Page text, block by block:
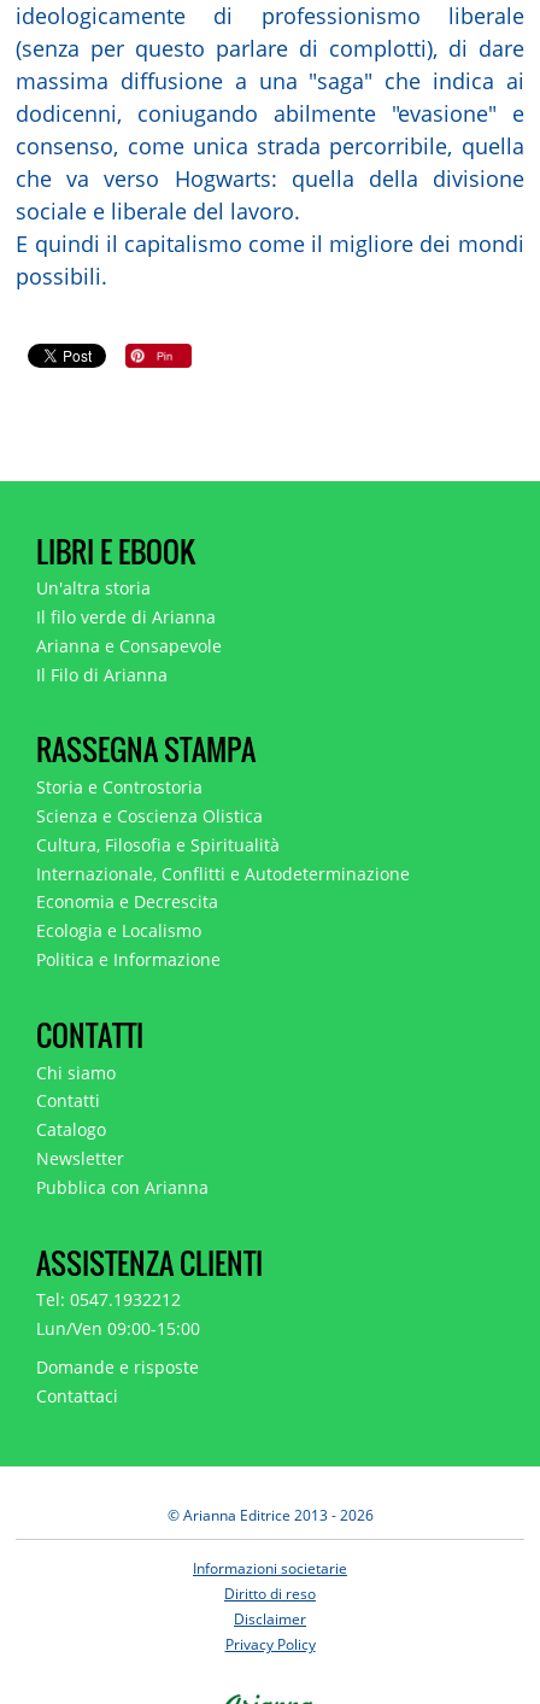
ideologicamente di professionismo liberale
(senza per questo parlare di complotti), di dare
massima diffusione a una "saga" che indica ai
dodicenni, coniugando abilmente "evasione" e
consenso, come unica strada percorribile, quella
che va verso Hogwarts: quella della divisione
sociale e liberale del lavoro.
E quindi il capitalismo come il migliore dei mondi
possibili.
LIBRI E EBOOK
Un'altra storia
Il filo verde di Arianna
Arianna e Consapevole
Il Filo di Arianna
RASSEGNA STAMPA
Storia e Controstoria
Scienza e Coscienza Olistica
Cultura, Filosofia e Spiritualità
Internazionale, Conflitti e Autodeterminazione
Economia e Decrescita
Ecologia e Localismo
Politica e Informazione
CONTATTI
Chi siamo
Contatti
Catalogo
Newsletter
Pubblica con Arianna
ASSISTENZA CLIENTI
Tel: 0547.1932212
Lun/Ven 09:00-15:00
Domande e risposte
Contattaci
© Arianna Editrice 2013 - 2026
Informazioni societarie
Diritto di reso
Disclaimer
Privacy Policy